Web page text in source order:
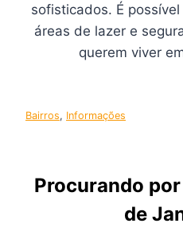
sofisticados. É
áreas de lazer e
querem viver
Bairros, Informações
Procurando
de